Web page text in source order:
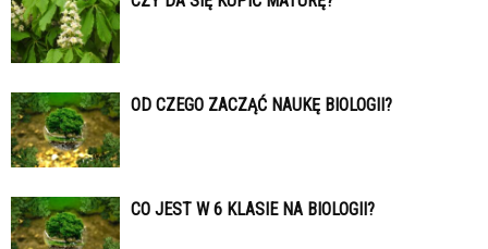
OD CZEGO ZACZĄĆ NAUKĘ BIOLOGII?
CO JEST W 6 KLASIE NA BIOLOGII?